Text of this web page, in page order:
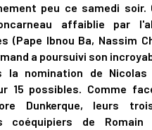
peu ce samedi soir.
affaiblie par
(Pape Ibnou Ba, Nassim
a poursuivi son
la nomination de Nicolas
15 possibles. Comme
Dunkerque, leurs
coéquipiers de